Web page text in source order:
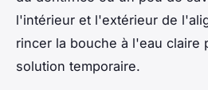
l'intérieur et l'extérieur de
rincer la bouche à l'eau claire
solution temporaire.